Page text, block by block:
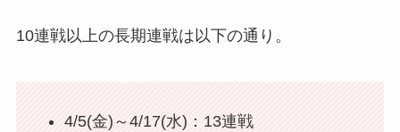
10連戦以上の長期連戦は以下の通り。
4/5(金)～4/17(水)：13連戦